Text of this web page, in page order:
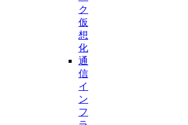
ク
仮
想
化
通
信
イ
ン
フ